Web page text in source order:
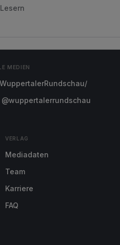
MEDIEN
@wuppertalerrundschau
VERLAG
Mediadaten
Team
Karriere
FAQ